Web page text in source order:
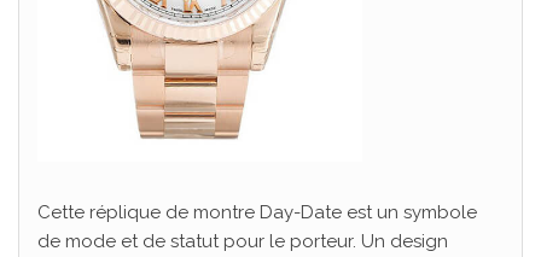
Cette réplique de montre Day-Date est un symbole
de mode et de statut pour le porteur. Un design